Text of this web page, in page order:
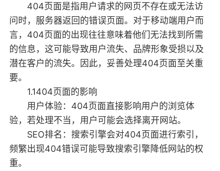
404页面是指用户请求的网页不存在或无法访
问时，服务器返回的错误页面。对于移动端用户而
言，404页面的出现往往意味着他们无法找到所需
的信息，这可能导致用户流失、品牌形象受损以及
潜在客户的流失。因此，妥善处理404页面至关重
要。
1.1404页面的影响
用户体验：404页面直接影响用户的浏览体
验，若处理不当，用户可能会选择离开网站。
SEO排名：搜索引擎会对404页面进行索引，
频繁出现404错误可能导致搜索引擎降低网站的权
重。